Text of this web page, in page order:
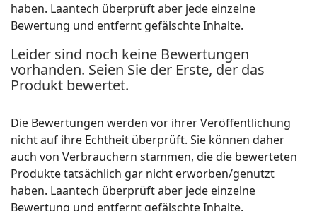
haben. Laantech überprüft aber jede einzelne
Bewertung und entfernt gefälschte Inhalte.
Leider sind noch keine Bewertungen
vorhanden. Seien Sie der Erste, der das
Produkt bewertet.
Die Bewertungen werden vor ihrer Veröffentlichung
nicht auf ihre Echtheit überprüft. Sie können daher
auch von Verbrauchern stammen, die die bewerteten
Produkte tatsächlich gar nicht erworben/genutzt
haben. Laantech überprüft aber jede einzelne
Bewertung und entfernt gefälschte Inhalte.